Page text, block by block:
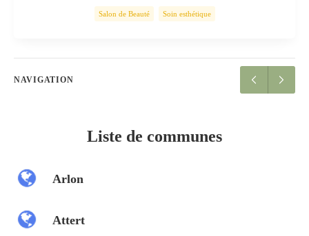
Salon de Beauté Soin esthétique
NAVIGATION
Liste de communes
Arlon
Attert